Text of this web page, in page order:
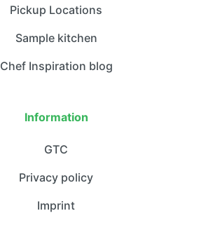
Pickup Locations
Sample kitchen
Chef Inspiration blog
Information
GTC
Privacy policy
Imprint